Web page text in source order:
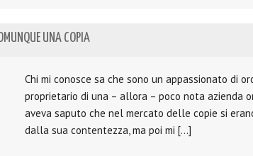
UNA COPIA
Chi mi conosce sa che sono un appassionato di
proprietario di una – allora – poco nota azienda
aveva saputo che nel mercato delle copie si
dalla sua contentezza, ma poi mi […]